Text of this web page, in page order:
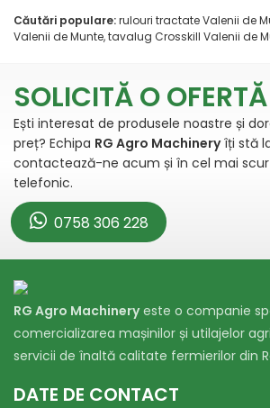
Căutări populare:rulouri tractate Valenii de
Valenii de Munte, tavalug Crosskill Valenii de
SOLICITĂ O OFERTĂ
Ești interesat de produsele noastre și
preț? Echipa RG Agro Machineryîți stă
contactează-ne acum și în cel mai
telefonic.
0758 306 228
RG Agro Machineryeste o companie
comercializarea mașinilor și utilajelor
servicii de înaltă calitate fermierilor din
DATE DE CONTACT